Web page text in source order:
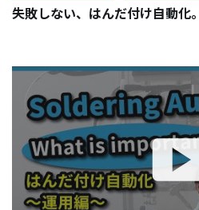
失敗しない、はんだ付け自動化